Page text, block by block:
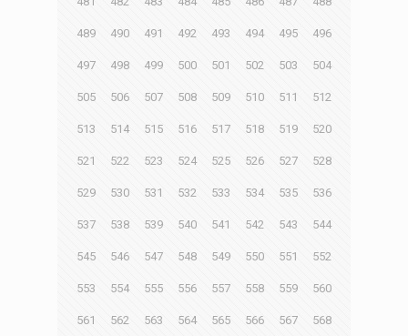
489 490 491 492 493 494 495 496
497 498 499 500 501 502 503 504
505 506 507 508 509 510 511 512
513 514 515 516 517 518 519 520
521 522 523 524 525 526 527 528
529 530 531 532 533 534 535 536
537 538 539 540 541 542 543 544
545 546 547 548 549 550 551 552
553 554 555 556 557 558 559 560
561 562 563 564 565 566 567 568